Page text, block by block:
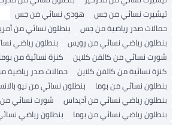
تيشيرت نسائي من جس
هودي نسائي من جس
حمالات صدر رياضية من جس
بنطلون نسائي من
بنطلون رياضي نسائي من رويس
بنطلون رياضي
شورت نسائي من كالفن كلاين
كنزة نسائية من بوما
كنزة نسائية من كالفن كلاين
حمالات صدر رياضية
بنطلون نسائي من بوما
بنطلون نسائي من نيو
بنطلون رياضي نسائي من أديداس
شورت نسائي من
بنطلون رياضي نسائي من بوما
بنطلون رياضي